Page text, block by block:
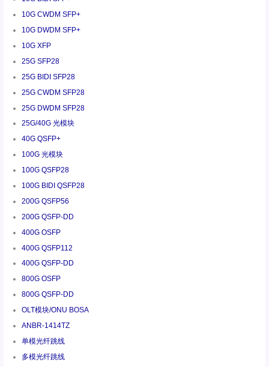
10G CWDM SFP+
10G DWDM SFP+
10G XFP
25G SFP28
25G BIDI SFP28
25G CWDM SFP28
25G DWDM SFP28
25G/40G 光模块
40G QSFP+
100G 光模块
100G QSFP28
100G BIDI QSFP28
200G QSFP56
200G QSFP-DD
400G OSFP
400G QSFP112
400G QSFP-DD
800G OSFP
800G QSFP-DD
OLT模块/ONU BOSA
ANBR-1414TZ
单模光纤跳线
多模光纤跳线